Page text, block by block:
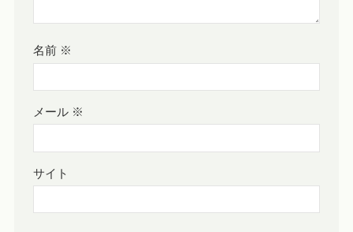
名前 ※
メール ※
サイト